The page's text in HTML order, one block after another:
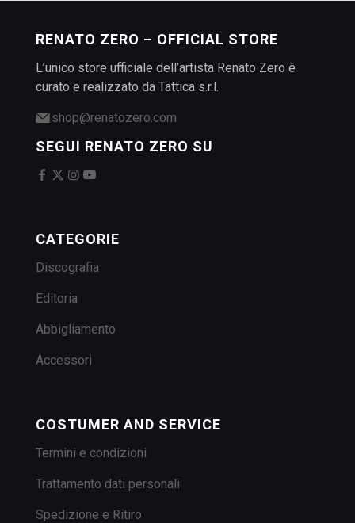
RENATO ZERO – OFFICIAL STORE
L’unico store ufficiale dell’artista Renato Zero è
curato e realizzato da Tattica s.r.l.
shop@renatozero.com
SEGUI RENATO ZERO SU
CATEGORIE
Discografia
Editoria
Abbigliamento
Accessori
COSTUMER AND SERVICE
Termini e condizioni
Trattamento dati personali
Spedizione e Ritiro